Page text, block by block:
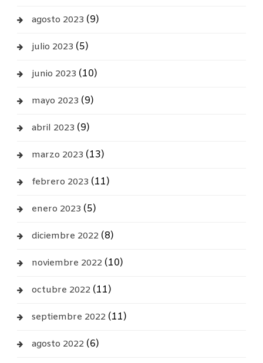
agosto 2023 (9)
julio 2023 (5)
junio 2023 (10)
mayo 2023 (9)
abril 2023 (9)
marzo 2023 (13)
febrero 2023 (11)
enero 2023 (5)
diciembre 2022 (8)
noviembre 2022 (10)
octubre 2022 (11)
septiembre 2022 (11)
agosto 2022 (6)